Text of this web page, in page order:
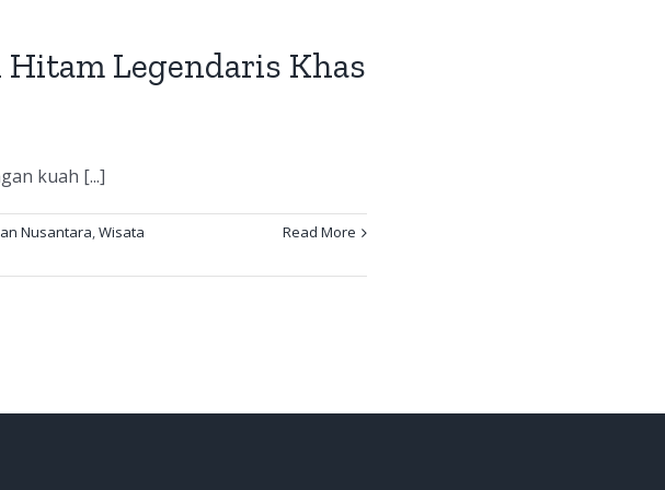
Legendaris Khas
kuah [...]
Nusantara,Wisata
Read More